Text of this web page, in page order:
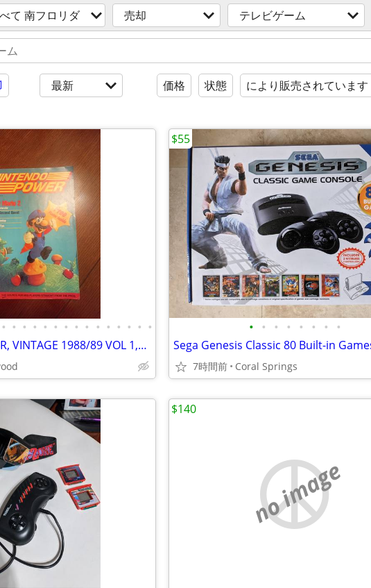
て 南フロリダ 売却 テレビゲーム
最新 価格 状態 により販売されています
• • • • • • • • • • • • • • •
NINTENDO POWER, VINTAGE 1988/89 VOL 1,2,3,6
• • • • • • • •
7時間前 Coral Springs
$55
no image
$140